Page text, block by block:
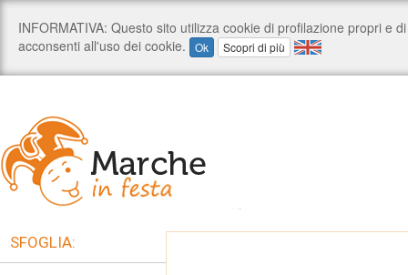
SFOGLIA: